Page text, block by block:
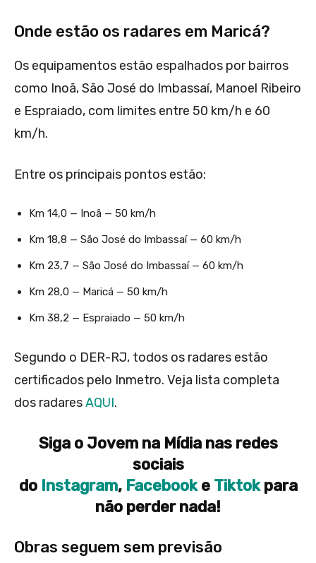
Onde estão os radares em Maricá?
Os equipamentos estão espalhados por bairros
como Inoã, São José do Imbassaí, Manoel Ribeiro
e Espraiado, com limites entre 50 km/h e 60
km/h.
Entre os principais pontos estão:
Km 14,0 — Inoã — 50 km/h
Km 18,8 — São José do Imbassaí — 60 km/h
Km 23,7 — São José do Imbassaí — 60 km/h
Km 28,0 — Maricá — 50 km/h
Km 38,2 — Espraiado — 50 km/h
Segundo o DER-RJ, todos os radares estão
certificados pelo Inmetro. Veja lista completa
dos radaresAQUI.
Siga o Jovem na Mídia nas redes
sociais
do Instagram, Facebooke Tiktokpara
não perder nada!
Obras seguem sem previsão